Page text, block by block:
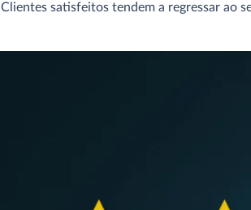
Clientes satisfeitos tendem a regressar ao